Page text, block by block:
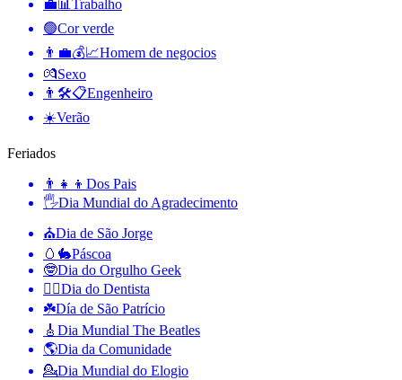
💼📊 Trabalho
🟢Cor verde
👨‍💼💰📈Homem de negocios
💏Sexo
👨🛠📋Engenheiro
☀️Verão
Feriados
👨‍👧‍👦 Dos Pais
🖐Dia Mundial do Agradecimento
⛪️Dia de São Jorge
🥚🐇Páscoa
🤓Dia do Orgulho Geek
👨‍⚕️Dia do Dentista
☘️Día de São Patrício
🎸 Dia Mundial The Beatles
🌎Dia da Comunidade
💁Dia Mundial do Elogio